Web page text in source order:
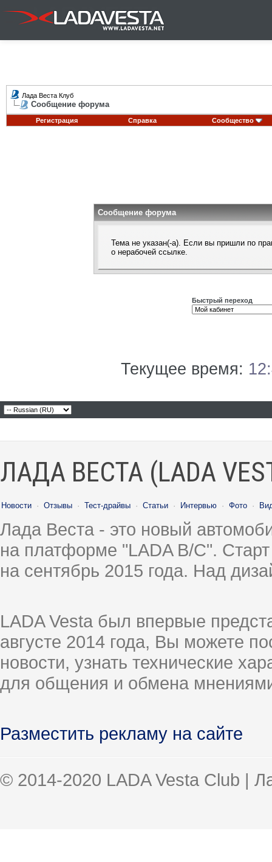
Лада Веста Клуб
Сообщение форума
Регистрация Справка Сообщество
Сообщение форума
Тема не указан(-а). Если вы пришли по
о нерабочей ссылке.
Быстрый переход
Текущее время:
ЛАДА ВЕСТА (LADA
Новости · Отзывы · Тест-драйвы · Статьи · Интервью · Фото ·
Лада Веста - это новый
на платформе "LADA B/C".
на сентябрь 2015 года. Над
LADA Vesta был впервые
августе 2014 года, Вы можете
новости, узнать технические
для общения и обмена
Разместить рекламу на сайте
© 2014-2020 LADA Vesta Club |